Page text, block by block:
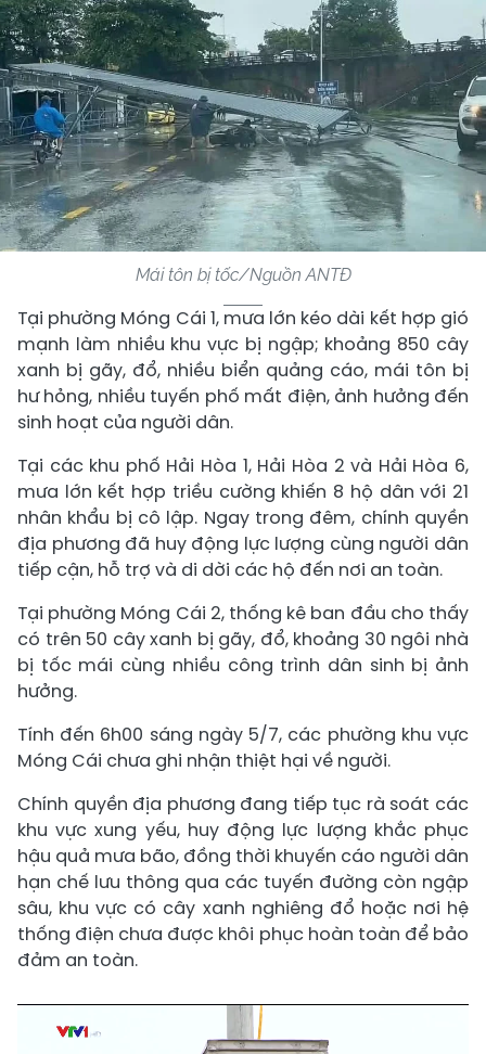
Mái tôn bị tốc/Nguồn ANTĐ
Tại phường Móng Cái 1, mưa lớn kéo dài kết hợp gió
mạnh làm nhiều khu vực bị ngập; khoảng 850 cây
xanh bị gãy, đổ, nhiều biển quảng cáo, mái tôn bị
hư hỏng, nhiều tuyến phố mất điện, ảnh hưởng đến
sinh hoạt của người dân.
Tại các khu phố Hải Hòa 1, Hải Hòa 2 và Hải Hòa 6,
mưa lớn kết hợp triều cường khiến 8 hộ dân với 21
nhân khẩu bị cô lập. Ngay trong đêm, chính quyền
địa phương đã huy động lực lượng cùng người dân
tiếp cận, hỗ trợ và di dời các hộ đến nơi an toàn.
Tại phường Móng Cái 2, thống kê ban đầu cho thấy
có trên 50 cây xanh bị gãy, đổ, khoảng 30 ngôi nhà
bị tốc mái cùng nhiều công trình dân sinh bị ảnh
hưởng.
Tính đến 6h00 sáng ngày 5/7, các phường khu vực
Móng Cái chưa ghi nhận thiệt hại về người.
Chính quyền địa phương đang tiếp tục rà soát các
khu vực xung yếu, huy động lực lượng khắc phục
hậu quả mưa bão, đồng thời khuyến cáo người dân
hạn chế lưu thông qua các tuyến đường còn ngập
sâu, khu vực có cây xanh nghiêng đổ hoặc nơi hệ
thống điện chưa được khôi phục hoàn toàn để bảo
đảm an toàn.